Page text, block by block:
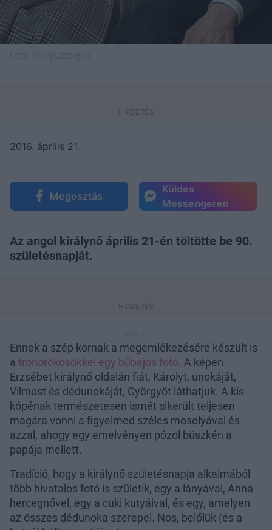
2016. április 21.
Megosztás
Küldés
Messengeren
Az angol királynő április 21-én töltötte be 90.
születésnapját.
Ennek a szép kornak a megemlékezésére készült is
a trónörökösökkel egy bűbájos fotó. A képen
Erzsébet királynő oldalán fiát, Károlyt, unokáját,
Vilmost és dédunokáját, Györgyöt láthatjuk. A kis
kópénak természetesen ismét sikerült teljesen
magára vonni a figyelmed széles mosolyával és
azzal, ahogy egy emelvényen pózol büszkén a
papája mellett.
Tradíció, hogy a királynő születésnapja alkalmából
több hivatalos fotó is születik, egy a lányával, Anna
hercegnővel, egy a cuki kutyáival, és egy, amelyen
az összes dédunoka szerepel. Nos, belőlük (és a